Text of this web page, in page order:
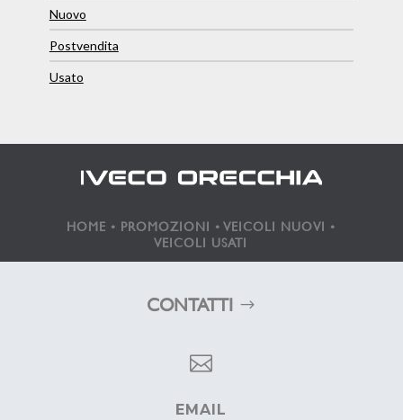
Nuovo
Postvendita
Usato
HOME • PROMOZIONI •VEICOLI NUOVI •
VEICOLI USATI
CONTATTI

EMAIL